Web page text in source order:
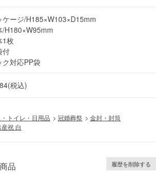
ケージ/H185×W103×D15mm
/H180×W95mm
1枚
付
ク対応PP袋
税込)
トイレ・日用品 > 冠婚葬祭 > 金封・封筒
祝 白
品 履歴を削除する